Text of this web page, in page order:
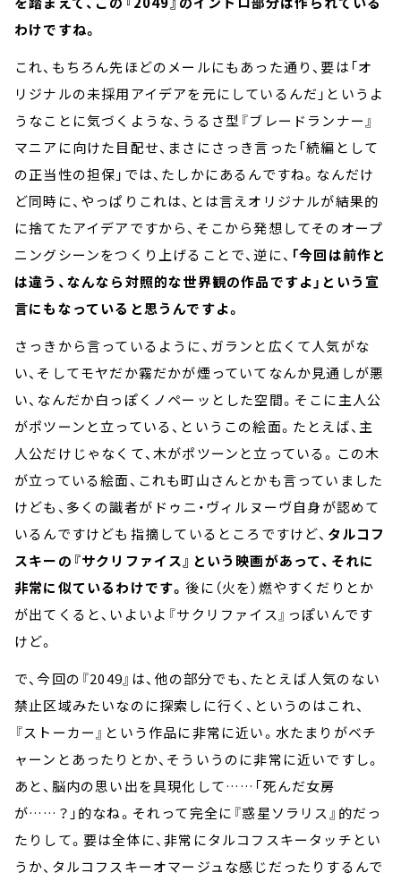
わけですね。
これ、もちろん先ほどのメールにもあった通り、要は「オ
リジナルの未採用アイデアを元にしているんだ」というよ
うなことに気づくような、うるさ型『ブレードランナー』
マニアに向けた目配せ、まさにさっき言った「続編として
の正当性の担保」では、たしかにあるんですね。なんだけ
ど同時に、やっぱりこれは、とは言えオリジナルが結果的
に捨てたアイデアですから、そこから発想してそのオープ
ニングシーンをつくり上げることで、逆に、 「今回は前作と
は違う、なんなら対照的な世界観の作品ですよ」という宣
言にもなっていると思うんですよ。
さっきから言っているように、ガランと広くて人気がな
い、そしてモヤだか霧だかが煙っていてなんか見通しが悪
い、なんだか白っぽくノペーッとした空間。そこに主人公
がポツーンと立っている、というこの絵面。たとえば、主
人公だけじゃなくて、木がポツーンと立っている。この木
が立っている絵面、これも町山さんとかも言っていました
けども、多くの識者が――ドゥニ・ヴィルヌーヴ自身が認めて
いるんですけども――指摘しているところですけど、 タルコフ
スキーの『サクリファイス』という映画があって、それに
非常に似ているわけです。後に（火を）燃やすくだりとか
が出てくると、いよいよ『サクリファイス』っぽいんです
けど。
で、今回の『2049』は、他の部分でも、たとえば人気のない
禁止区域みたいなのに探索しに行く、というのはこれ、
『ストーカー』という作品に非常に近い。水たまりがベチ
ャーンとあったりとか、そういうのに非常に近いですし。
あと、脳内の思い出を具現化して……「死んだ女房
が……？」的なね。それって完全に『惑星ソラリス』的だっ
たりして。要は全体に、非常にタルコフスキータッチとい
うか、タルコフスキーオマージュな感じだったりするんで